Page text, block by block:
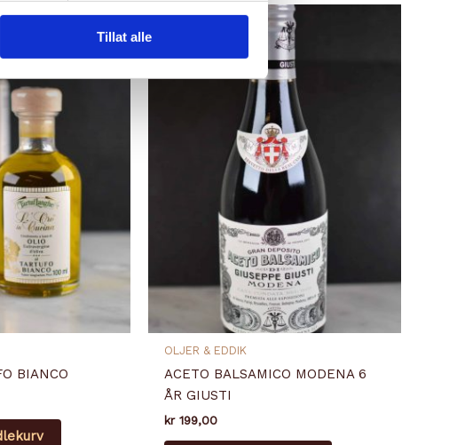
Tillat alle
BIANCO
OLJER & EDDIK
ACETO BALSAMICO MODENA 6
ÅR GIUSTI
kr199,00